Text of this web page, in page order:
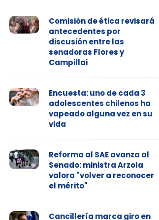
Comisión de ética revisará
antecedentes por
discusión entre las
senadoras Flores y
Campillai
Encuesta: uno de cada 3
adolescentes chilenos ha
vapeado alguna vez en su
vida
Reforma al SAE avanza al
Senado: ministra Arzola
valora "volver a reconocer
el mérito"
Cancillería marca giro en